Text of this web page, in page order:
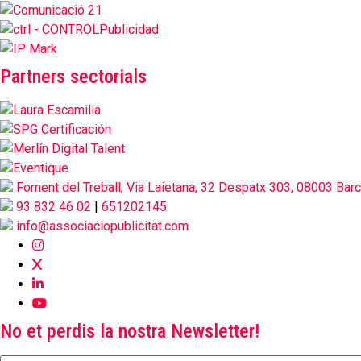
Partners sectorials
Foment del Treball, Via Laietana, 32 Despatx 303, 08003
93 832 46 02 | 651202145
info@associaciopublicitat.com
No et perdis la nostra Newsletter!